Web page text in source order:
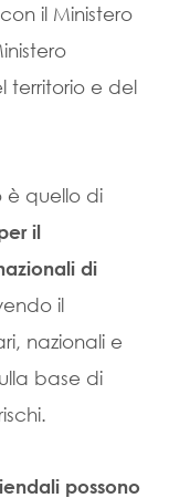
il Ministero
territorio e del
è quello di
il
di
il
nazionali e
base di
possono